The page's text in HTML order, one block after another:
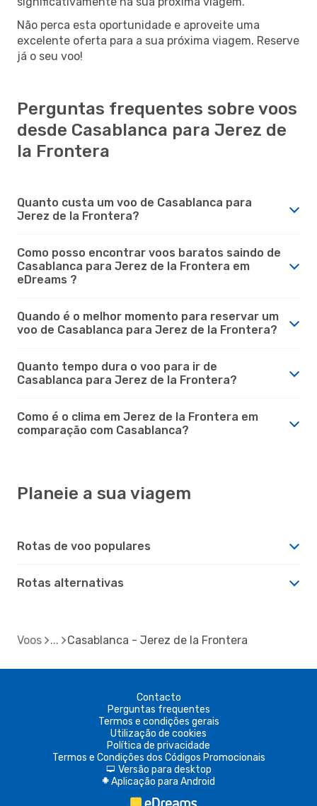
Não perca esta oportunidade e aproveite uma
excelente oferta para a sua próxima viagem. Reserve
já o seu voo!
Perguntas frequentes sobre voos
desde Casablanca para Jerez de
la Frontera
Quanto custa um voo de Casablanca para
Jerez de la Frontera?
Como posso encontrar voos baratos saindo de
Casablanca para Jerez de la Frontera em
eDreams ?
Quando é o melhor momento para reservar um
voo de Casablanca para Jerez de la Frontera?
Quanto tempo dura o voo para ir de
Casablanca para Jerez de la Frontera?
Como é o clima em Jerez de la Frontera em
comparação com Casablanca?
Planeie a sua viagem
Rotas de voo populares
Rotas alternativas
Voos Casablanca - Jerez de la Frontera
Contacto
Perguntas frequentes
Termos e condições gerais
Utilização de cookies
Política de privacidade
Termos e Condições dos Códigos Promocionais
d Versão para desktop
A Aplicação para Android